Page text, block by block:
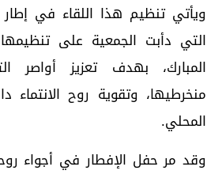
ويأتي تنظيم هذا اللقاء في إطار
التي دأبت الجمعية على
المبارك، بهدف تعزيز أواصر
منخرطيها، وتقوية روح الانتماء
المحلي.
وقد مر حفل الإفطار في أجواء